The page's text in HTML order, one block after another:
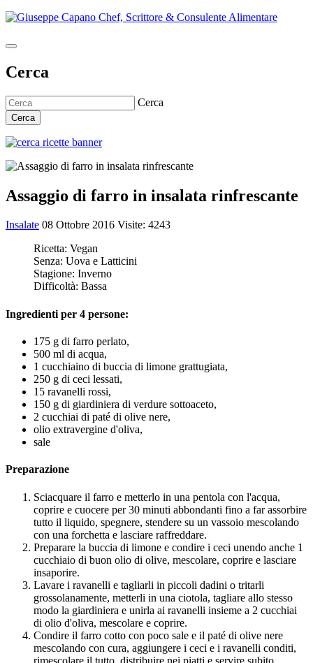
Cerca
Cerca
Cerca
Assaggio di farro in insalata rinfrescante
Insalate 08 Ottobre 2016 Visite: 4243
Ricetta: Vegan
Senza: Uova e Latticini
Stagione: Inverno
Difficoltà: Bassa
Ingredienti per 4 persone:
175 g di farro perlato,
500 ml di acqua,
1 cucchiaino di buccia di limone grattugiata,
250 g di ceci lessati,
15 ravanelli rossi,
150 g di giardiniera di verdure sottoaceto,
2 cucchiai di paté di olive nere,
olio extravergine d'oliva,
sale
Preparazione
Sciacquare il farro e metterlo in una pentola con l'acqua,
coprire e cuocere per 30 minuti abbondanti fino a far assorbire
tutto il liquido, spegnere, stendere su un vassoio mescolando
con una forchetta e lasciare raffreddare.
Preparare la buccia di limone e condire i ceci unendo anche 1
cucchiaio di buon olio di olive, mescolare, coprire e lasciare
insaporire.
Lavare i ravanelli e tagliarli in piccoli dadini o tritarli
grossolanamente, metterli in una ciotola, tagliare allo stesso
modo la giardiniera e unirla ai ravanelli insieme a 2 cucchiai
di olio d'oliva, mescolare e coprire.
Condire il farro cotto con poco sale e il paté di olive nere
mescolando con cura, aggiungere i ceci e i ravanelli conditi,
rimescolare il tutto, distribuire nei piatti e servire subito.